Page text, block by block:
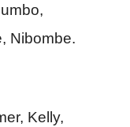
Nibombe.
Kelly,